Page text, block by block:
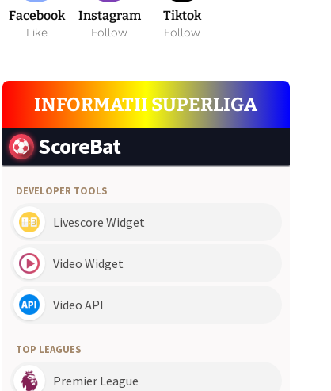
Facebook
Like
Instagram
Follow
Tiktok
Follow
INFORMATII SUPERLIGA